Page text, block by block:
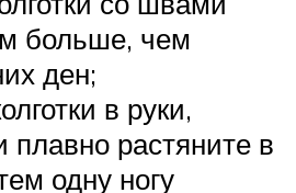
больше, чем
ден;
в руки,
плавно растяните в
одну ногу